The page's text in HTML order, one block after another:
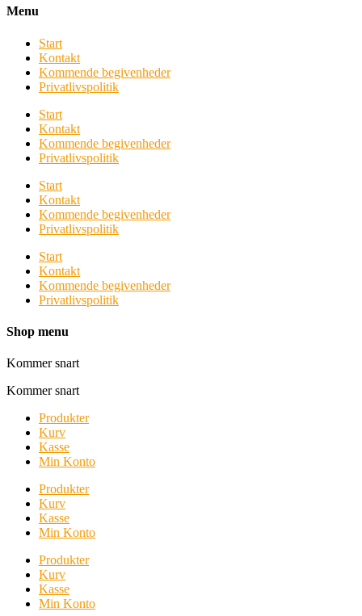
Menu
Start
Kontakt
Kommende begivenheder
Privatlivspolitik
Start
Kontakt
Kommende begivenheder
Privatlivspolitik
Start
Kontakt
Kommende begivenheder
Privatlivspolitik
Start
Kontakt
Kommende begivenheder
Privatlivspolitik
Shop menu
Kommer snart
Kommer snart
Produkter
Kurv
Kasse
Min Konto
Produkter
Kurv
Kasse
Min Konto
Produkter
Kurv
Kasse
Min Konto